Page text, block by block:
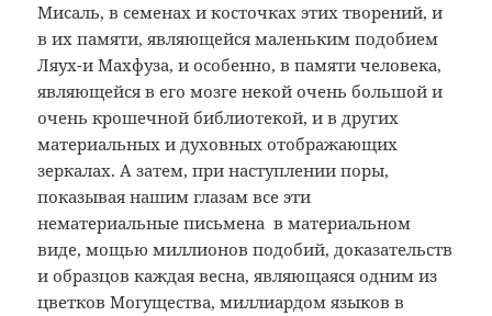
Мисаль, в семенах и косточках этих творений, и
в их памяти, являющейся маленьким подобием
Ляух-и Махфуза, и особенно, в памяти человека,
являющейся в его мозге некой очень большой и
очень крошечной библиотекой, и в других
материальных и духовных отображающих
зеркалах. А затем, при наступлении поры,
показывая нашим глазам все эти
нематериальные письмена в материальном
виде, мощью миллионов подобий, доказательств
и образцов каждая весна, являющаяся одним из
цветков Могущества, миллиардом языков в